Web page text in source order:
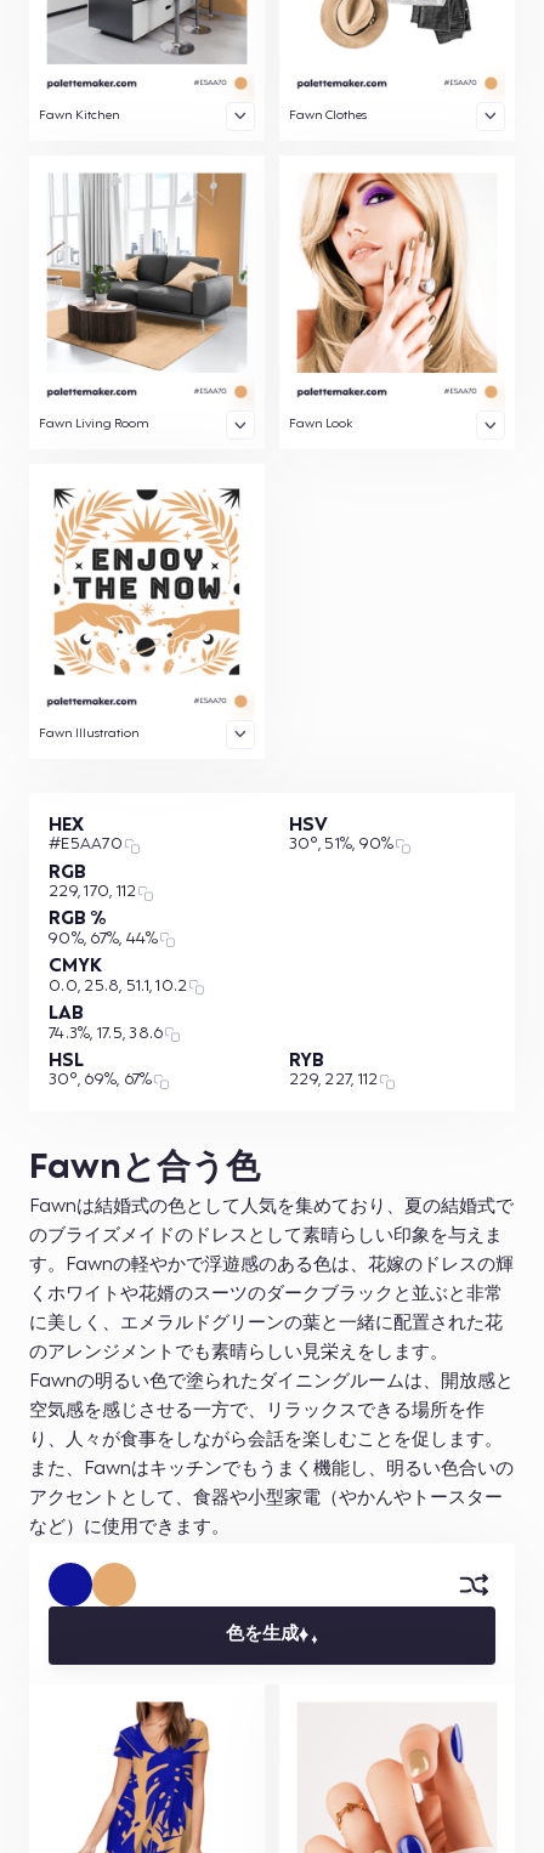
Fawn Kitchen Fawn Clothes
Fawn Living Room Fawn Look
Fawn Illustration
Fawnと合う色
Fawnは結婚式の色として人気を集めており、夏の結婚式で
のブライズメイドのドレスとして素晴らしい印象を与えま
す。Fawnの軽やかで浮遊感のある色は、花嫁のドレスの輝
くホワイトや花婿のスーツのダークブラックと並ぶと非常
に美しく、エメラルドグリーンの葉と一緒に配置された花
のアレンジメントでも素晴らしい見栄えをします。
Fawnの明るい色で塗られたダイニングルームは、開放感と
空気感を感じさせる一方で、リラックスできる場所を作
り、人々が食事をしながら会話を楽しむことを促します。
また、Fawnはキッチンでもうまく機能し、明るい色合いの
アクセントとして、食器や小型家電（やかんやトースター
など）に使用できます。
色を生成
HEX
#E5AA70
RGB
229, 170, 112
RGB %
90%, 67%, 44%
CMYK
0.0, 25.8, 51.1, 10.2
LAB
74.3%, 17.5, 38.6
HSL
30°, 69%, 67%
HSV
30°, 51%, 90%
RYB
229, 227, 112